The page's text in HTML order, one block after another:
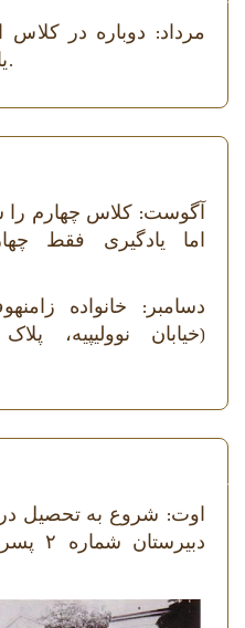
مرداد: دوباره در
یادگیری می‌کند.
آگوست: کلاس چهارم را
اما یادگیری فقط
دسامبر: خانواده
اوت: شروع به تحصیل